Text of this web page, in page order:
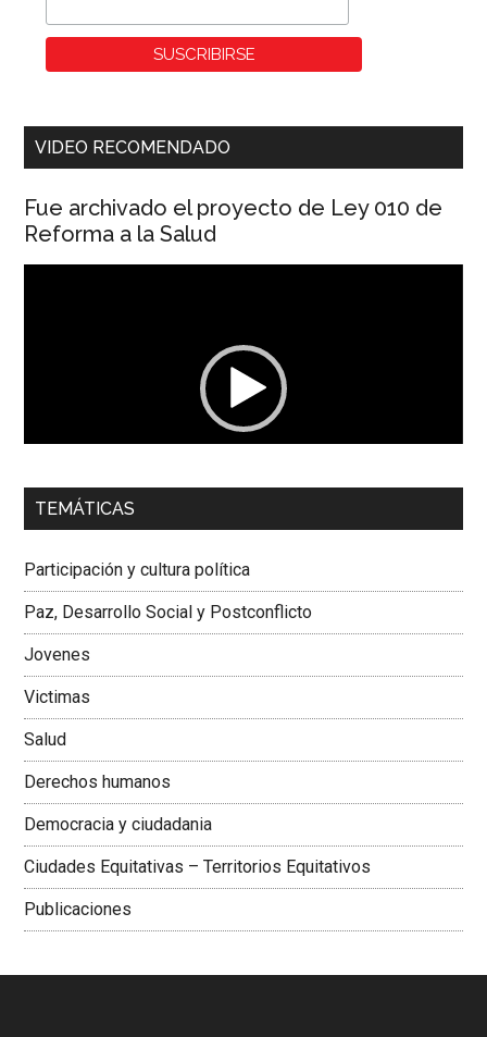
VIDEO RECOMENDADO
Fue archivado el proyecto de Ley 010 de
Reforma a la Salud
00:00 01:04
Dra. Carolina Corcho Mejía,Presidenta Corporación
Colombiana
TEMÁTICAS
Participación y cultura política
Paz, Desarrollo Social y Postconflicto
Jovenes
Victimas
Salud
Derechos humanos
Democracia y ciudadania
Ciudades Equitativas – Territorios Equitativos
Publicaciones